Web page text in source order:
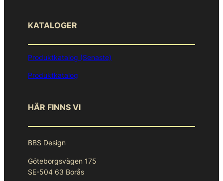
KATALOGER
Produktkatalog (Senaste)
Produktkatalog
HÄR FINNS VI
BBS Design
Göteborgsvägen 175
SE-504 63 Borås